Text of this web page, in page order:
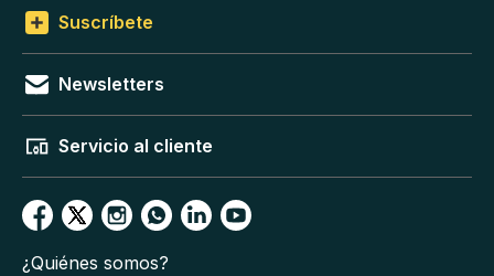
Suscríbete
Newsletters
Servicio al cliente
¿Quiénes somos?